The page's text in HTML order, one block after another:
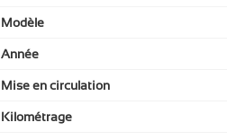
Modèle
Année
Mise en circulation
Kilométrage